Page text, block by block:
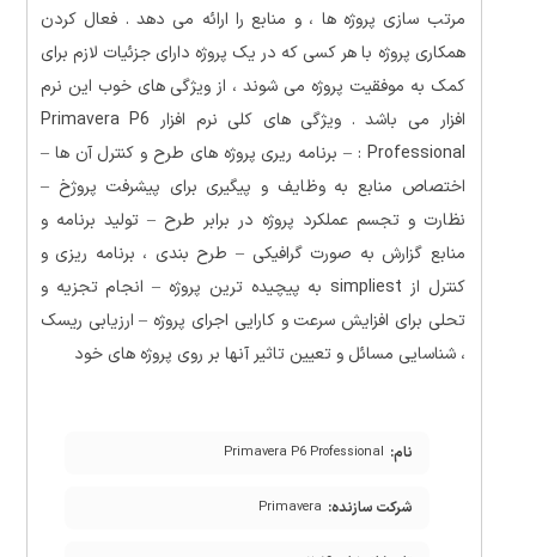
مرتب سازی پروژه ها ، و منابع را ارائه می دهد . فعال کردن
همکاری پروژه با هر کسی که در یک پروژه دارای جزئیات لازم برای
کمک به موفقیت پروژه می شوند ، از ویژگی های خوب این نرم
افزار می باشد . ویژگی های کلی نرم افزار Primavera P6
Professional : – برنامه ریری پروژه های طرح و کنترل آن ها –
اختصاص منابع به وظایف و پیگیری برای پیشرفت پروژخ –
نظارت و تجسم عملکرد پروژه در برابر طرح – تولید برنامه و
منابع گزارش به صورت گرافیکی – طرح بندی ، برنامه ریزی و
کنترل از simpliest به پیچیده ترین پروژه – انجام تجزیه و
تحلی برای افزایش سرعت و کارایی اجرای پروژه – ارزیابی ریسک
، شناسایی مسائل و تعیین تاثیر آنها بر روی پروژه های خود
نام: Primavera P6 Professional
شرکت سازنده: Primavera